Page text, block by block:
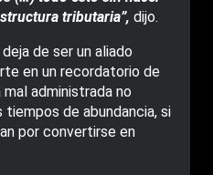
tributaria”, dijo.
de ser un aliado
en un recordatorio de
administrada no
de abundancia, si
por convertirse en